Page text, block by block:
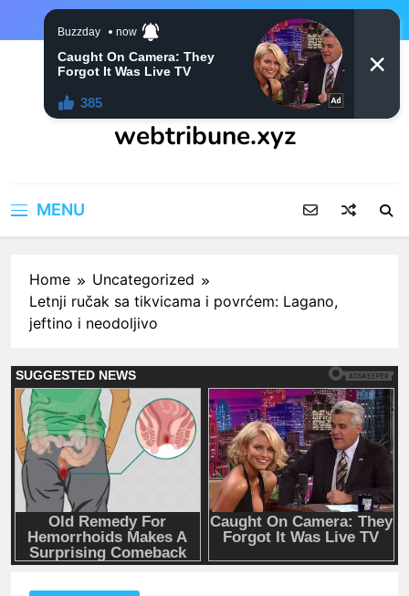
webtribune.xyz
MENU
Home
Uncategorized
Letnji ručak sa tikvicama i povrćem: Lagano,
jeftino i neodoljivo